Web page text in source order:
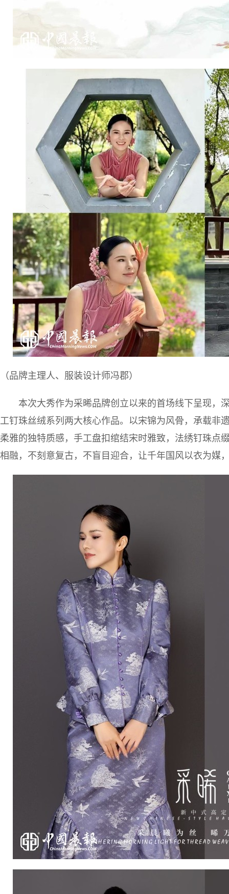
（品牌主理人、服装设计师冯郡）
本次大秀作为采晞品牌创立以来的首场线下呈现，
工钉珠丝绒系列两大核心作品。以宋锦为风骨，承载非
柔雅的独特质感，手工盘扣绾结宋时雅致，法绣钉珠点
相融，不刻意复古，不盲目迎合，让千年国风以衣为媒